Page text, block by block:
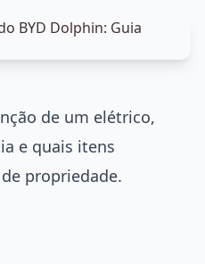
de um elétrico,
e quais itens
propriedade.